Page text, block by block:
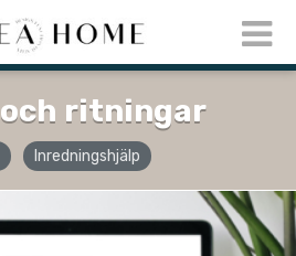
ritningar
Inredningshjälp